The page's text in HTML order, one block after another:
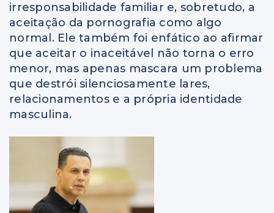
irresponsabilidade familiar e, sobretudo, a
aceitação da pornografia como algo
normal. Ele também foi enfático ao afirmar
que aceitar o inaceitável não torna o erro
menor, mas apenas mascara um problema
que destrói silenciosamente lares,
relacionamentos e a própria identidade
masculina.